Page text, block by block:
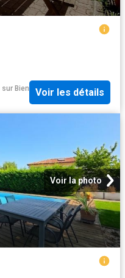
sur Bien
Voir les détails
Voir la photo